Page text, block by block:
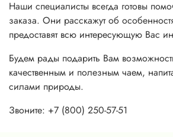
Наши специалисты всегда готовы
заказа. Они расскажут об
предоставят всю интересующую Вас
Будем рады подарить Вам
качественным и полезным чаем,
силами природы.
Звоните: +7 (800) 250-57-51